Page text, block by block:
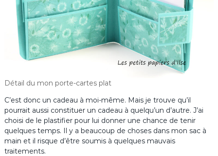
Détail du mon porte-cartes plat
C’est donc un cadeau à moi-même. Mais je trouve qu’il
pourrait aussi constituer un cadeau à quelqu’un d’autre. J’ai
choisi de le plastifier pour lui donner une chance de tenir
quelques temps. Il y a beaucoup de choses dans mon sac à
main et il risque d’être soumis à quelques mauvais
traitements.